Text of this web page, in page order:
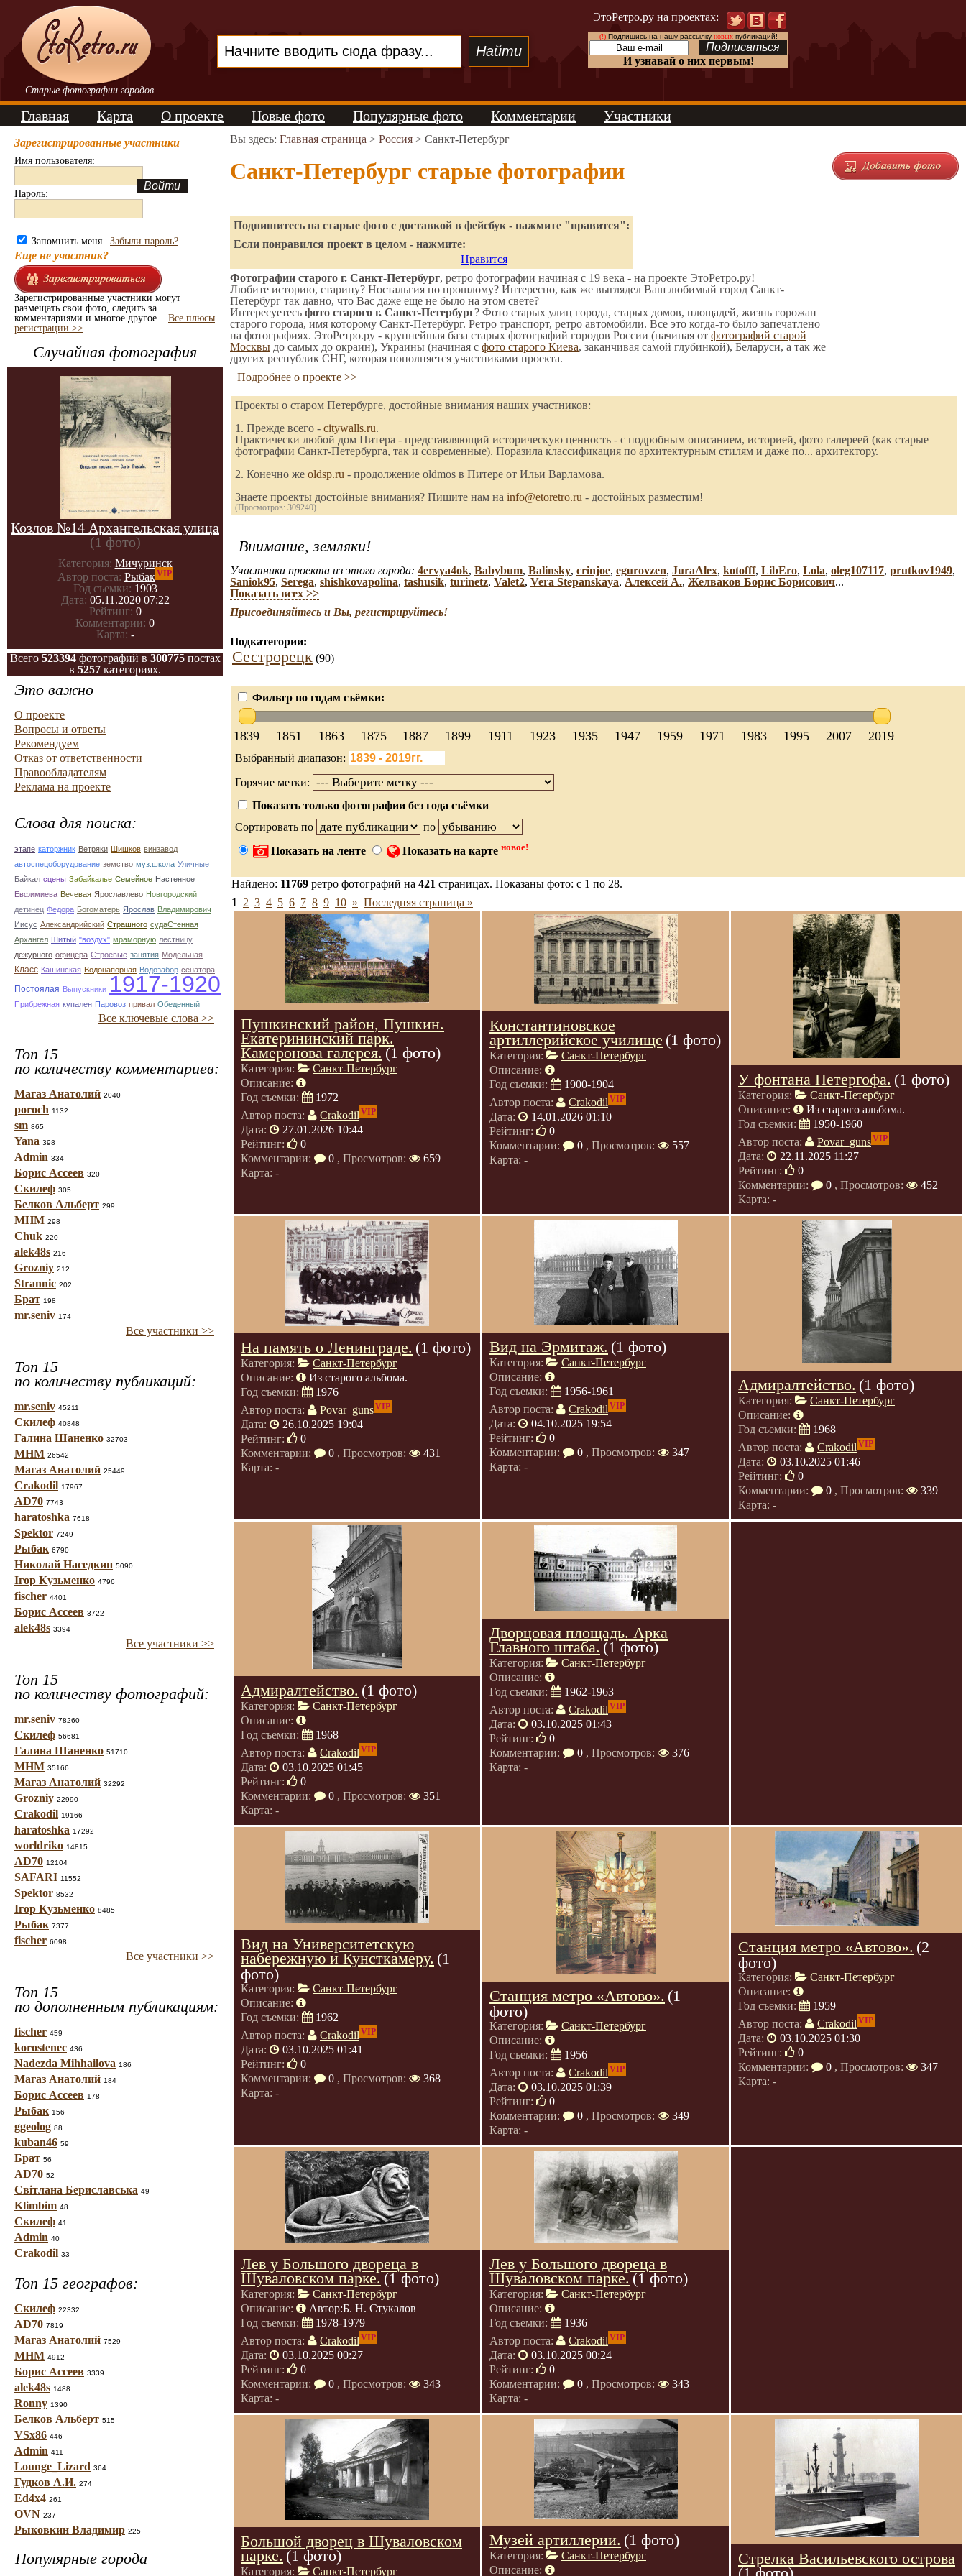
Старые фотографии городов
ЭтоРетро.ру на проектах:
(!)Подпишись на нашу рассылку новыхпубликаций!
И узнавай о них первым!
Главная Карта О проекте Новые фото Популярные фото Комментарии Участники
Зарегистрированные участники
Имя пользователя:
Пароль:
Запомнить меня | Забыли пароль?
Еще не участник?
Зарегистрированные участники могут
размещать свои фото, следить за
комментариями и многое другое... Все плюсы
регистрации >>
Случайная фотография
Козлов №14 Архангельская улица
(1 фото)
Категория: Мичуринск
Автор поста: РыбакVIP
Год съемки: 1903
Дата: 05.11.2020 07:22
Рейтинг: 0
Комментарии: 0
Карта: -
Всего 523394фотографий в 300775постах
в 5257 категориях.
Это важно
О проекте
Вопросы и ответы
Рекомендуем
Отказ от ответственности
Правообладателям
Реклама на проекте
Слова для поиска:
этапе каторжник Ветряки Шишков винзавод
автоспецоборудование земство муз.школа Уличные
Байкал сцены Забайкалье Семейное Настенное
Евфимиева Вечевая Ярославлево Новгородский
детинец Федора Богоматерь Ярослав Владимирович
Иисус Александрийский Страшного судаСтенная
Архангел Шитый "воздух" мраморную лестницу
дежурного офицера Строевые занятия Модельная
Класс Кашинская Водонапорная Водозабор сенатора
Постоялая Выпускники 1917-1920
Прибрежная купален Паровоз привал Обеденный
Все ключевые слова >>
Топ 15
по количеству комментариев:
Магаз Анатолий 2040
poroch 1132
sm 865
Yana 398
Admin 334
Борис Ассеев 320
Скилеф 305
Белков Альберт 299
МНМ 298
Chuk 220
alek48s 216
Grozniy 212
Strannic 202
Брат 198
mr.seniv 174
Все участники >>
Топ 15
по количеству публикаций:
mr.seniv 45211
Скилеф 40848
Галина Шаненко 32703
МНМ 26542
Магаз Анатолий 25449
Crakodil 17967
AD70 7743
haratoshka 7618
Spektor 7249
Рыбак 6790
Николай Наседкин 5090
Ігор Кузьменко 4796
fischer 4401
Борис Ассеев 3722
alek48s 3394
Все участники >>
Топ 15
по количеству фотографий:
mr.seniv 78260
Скилеф 56681
Галина Шаненко 51710
МНМ 35166
Магаз Анатолий 32292
Grozniy 22990
Crakodil 19166
haratoshka 17292
worldriko 14815
AD70 12104
SAFARI 11552
Spektor 8532
Ігор Кузьменко 8485
Рыбак 7377
fischer 6098
Все участники >>
Топ 15
по дополненным публикациям:
fischer 459
korostenec 436
Nadezda Mihhailova 186
Магаз Анатолий 184
Борис Ассеев 178
Рыбак 156
ggeolog 88
kuban46 59
Брат 56
AD70 52
Світлана Бериславська 49
Klimbim 48
Скилеф 41
Admin 40
Crakodil 33
Топ 15 географов:
Скилеф 22332
AD70 7819
Магаз Анатолий 7529
МНМ 4912
Борис Ассеев 3339
alek48s 1488
Ronny 1390
Белков Альберт 515
VSx86 446
Admin 411
Lounge_Lizard 364
Гудков А.И. 274
Ed4x4 261
OVN 237
Рыковкин Владимир 225
Популярные города
Вы здесь: Главная страница > Россия > Санкт-Петербург
Санкт-Петербург старые фотографии
Подпишитесь на старые фото с доставкой в фейсбук - нажмите "нравится":
Если понравился проект в целом - нажмите:
Нравится
Фотографии старого г. Санкт-Петербург, ретро фотографии начиная с 19 века - на проекте ЭтоРетро.ру!
Любите историю, старину? Ностальгия по прошлому? Интересно, как же выглядел Ваш любимый город Санкт-
Петербург так давно, что Вас даже еще не было на этом свете?
Интересуетесь фото старого г. Санкт-Петербург? Фото старых улиц города, старых домов, площадей, жизнь горожан
старого города, имя которому Санкт-Петербург. Ретро транспорт, ретро автомобили. Все это когда-то было запечатлено
на фотографиях. ЭтоРетро.ру - крупнейшая база старых фотографий городов России (начиная от фотографий старой
Москвы до самых до окраин), Украины (начиная с фото старого Киева, заканчивая самой глубинкой), Беларуси, а так же
других республик СНГ, которая пополняется участниками проекта.
Подробнее о проекте >>
Проекты о старом Петербурге, достойные внимания наших участников:
1. Прежде всего - citywalls.ru.
Практически любой дом Питера - представляющий историческую ценность - с подробным описанием, историей, фото галереей (как старые
фотографии Санкт-Петербурга, так и современные). Поразила классификация по архитектурным стилям и даже по... архитектору.
2. Конечно же oldsp.ru - продолжение oldmos в Питере от Ильи Варламова.
Знаете проекты достойные внимания? Пишите нам на info@etoretro.ru - достойных разместим!
(Просмотров: 309240)
Внимание, земляки!
Участники проекта из этого города: 4ervya4ok, Babybum, Balinsky, crinjoe, egurovzen, JuraAlex, kotofff, LibEro, Lola, oleg107117, prutkov1949,
Saniok95, Serega, shishkovapolina, tashusik, turinetz, Valet2, Vera Stepanskaya, Алексей А., Желваков Борис Борисович...
Показать всех >>
Присоединяйтесь и Вы, регистрируйтесь!
Подкатегории:
Сестрорецк (90)
Фильтр по годам съёмки:
1839 1851 1863 1875 1887 1899 1911 1923 1935 1947 1959 1971 1983 1995 2007 2019
Выбранный диапазон:
Горячие метки:
Показать только фотографии без года съёмки
Сортировать по
по
Показать на ленте
Показать на карте новое!
Найдено: 11769 ретро фотографий на 421 страницах. Показаны фото: с 1 по 28.
1
2 3 4 5 6 7 8 9 10 » Последняя страница »
Пушкинский район, Пушкин.
Екатерининский парк.
Камеронова галерея.(1 фото)
Категория:
Санкт-Петербург
Описание:
Год съемки:
1972
Автор поста:
Crakodil VIP
Дата:
27.01.2026 10:44
Рейтинг:
0
Комментарии:
0 , Просмотров:
659
Карта: -
Константиновское
артиллерийское училище (1 фото)
Категория:
Санкт-Петербург
Описание:
Год съемки:
1900-1904
Автор поста:
Crakodil VIP
Дата:
14.01.2026 01:10
Рейтинг:
0
Комментарии:
0 , Просмотров:
557
Карта: -
У фонтана Петергофа. (1 фото)
Категория:
Санкт-Петербург
Описание:
Из старого альбома.
Год съемки:
1950-1960
Автор поста:
Povar_gunsVIP
Дата:
22.11.2025 11:27
Рейтинг:
0
Комментарии:
0 , Просмотров:
452
Карта: -
На память о Ленинграде. (1 фото)
Категория:
Санкт-Петербург
Описание:
Из старого альбома.
Год съемки:
1976
Автор поста:
Povar_gunsVIP
Дата:
26.10.2025 19:04
Рейтинг:
0
Комментарии:
0 , Просмотров:
431
Карта: -
Вид на Эрмитаж. (1 фото)
Категория:
Санкт-Петербург
Описание:
Год съемки:
1956-1961
Автор поста:
Crakodil VIP
Дата:
04.10.2025 19:54
Рейтинг:
0
Комментарии:
0 , Просмотров:
347
Карта: -
Адмиралтейство. (1 фото)
Категория:
Санкт-Петербург
Описание:
Год съемки:
1968
Автор поста:
Crakodil VIP
Дата:
03.10.2025 01:46
Рейтинг:
0
Комментарии:
0 , Просмотров:
339
Карта: -
Адмиралтейство. (1 фото)
Категория:
Санкт-Петербург
Описание:
Год съемки:
1968
Автор поста:
Crakodil VIP
Дата:
03.10.2025 01:45
Рейтинг:
0
Комментарии:
0 , Просмотров:
351
Карта: -
Дворцовая площадь. Арка
Главного штаба. (1 фото)
Категория:
Санкт-Петербург
Описание:
Год съемки:
1962-1963
Автор поста:
Crakodil VIP
Дата:
03.10.2025 01:43
Рейтинг:
0
Комментарии:
0 , Просмотров:
376
Карта: -
Вид на Университетскую
набережную и Кунсткамеру. (1
фото)
Категория:
Санкт-Петербург
Описание:
Год съемки:
1962
Автор поста:
Crakodil VIP
Дата:
03.10.2025 01:41
Рейтинг:
0
Комментарии:
0 , Просмотров:
368
Карта: -
Станция метро «Автово». (1
фото)
Категория:
Санкт-Петербург
Описание:
Год съемки:
1956
Автор поста:
Crakodil VIP
Дата:
03.10.2025 01:39
Рейтинг:
0
Комментарии:
0 , Просмотров:
349
Карта: -
Станция метро «Автово». (2
фото)
Категория:
Санкт-Петербург
Описание:
Год съемки:
1959
Автор поста:
Crakodil VIP
Дата:
03.10.2025 01:30
Рейтинг:
0
Комментарии:
0 , Просмотров:
347
Карта: -
Лев у Большого двореца в
Шуваловском парке. (1 фото)
Категория:
Санкт-Петербург
Описание:
Автор:Б. Н. Стукалов
Год съемки:
1978-1979
Автор поста:
Crakodil VIP
Дата:
03.10.2025 00:27
Рейтинг:
0
Комментарии:
0 , Просмотров:
343
Карта: -
Лев у Большого двореца в
Шуваловском парке. (1 фото)
Категория:
Санкт-Петербург
Описание:
Год съемки:
1936
Автор поста:
Crakodil VIP
Дата:
03.10.2025 00:24
Рейтинг:
0
Комментарии:
0 , Просмотров:
343
Карта: -
Большой дворец в Шуваловском
парке.(1 фото)
Категория: Санкт-Петербург
Музей артиллерии. (1 фото)
Категория:
Санкт-Петербург
Описание:
Стрелка Васильевского острова